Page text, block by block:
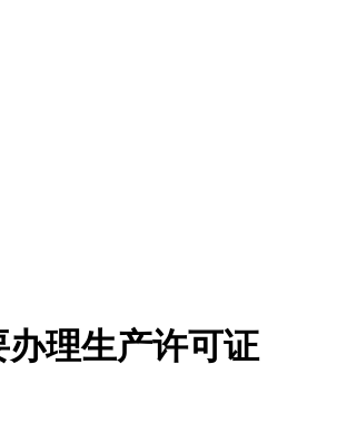
理生产许可证